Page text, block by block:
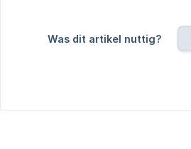
Was dit artikel nuttig?